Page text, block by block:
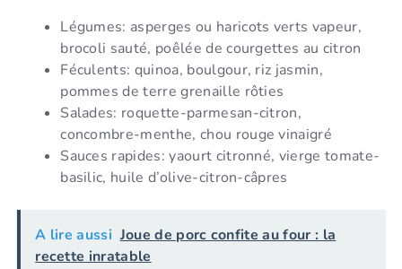
Légumes: asperges ou haricots verts vapeur,
brocoli sauté, poêlée de courgettes au citron
Féculents: quinoa, boulgour, riz jasmin,
pommes de terre grenaille rôties
Salades: roquette-parmesan-citron,
concombre-menthe, chou rouge vinaigré
Sauces rapides: yaourt citronné, vierge tomate-
basilic, huile d’olive-citron-câpres
A lire aussi Joue de porc confite au four : la
recette inratable